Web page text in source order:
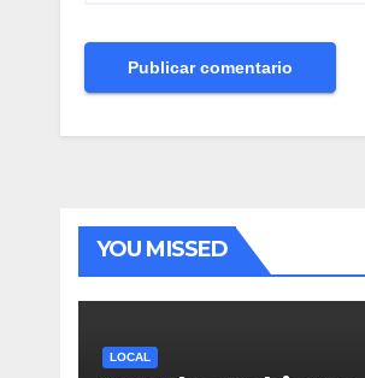
YOU MISSED
LOCAL